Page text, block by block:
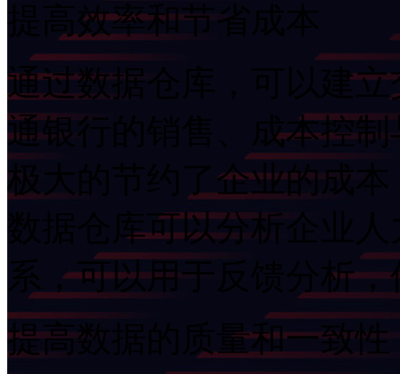
提高效率和节省成本
通过数据仓库，可以建
通银行的销售、成本控
极大的节约了企业的成本
数据仓库可以分析企业
系，可以用于反馈分析
提高数据的质量和一致性